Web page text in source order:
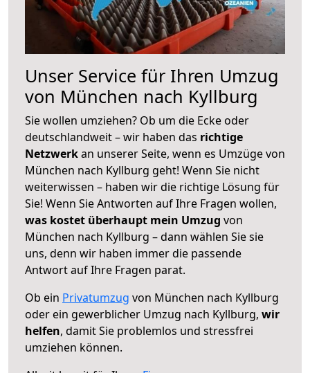
Unser Service für Ihren Umzug
von München nach Kyllburg
Sie wollen umziehen? Ob um die Ecke oder
deutschlandweit – wir haben das richtige
Netzwerkan unserer Seite, wenn es Umzüge von
München nach Kyllburg geht! Wenn Sie nicht
weiterwissen – haben wir die richtige Lösung für
Sie! Wenn Sie Antworten auf Ihre Fragen wollen,
was kostet überhaupt mein Umzug von
München nach Kyllburg – dann wählen Sie sie
uns, denn wir haben immer die passende
Antwort auf Ihre Fragen parat.
Ob ein Privatumzug von München nach Kyllburg
oder ein gewerblicher Umzug nach Kyllburg, wir
helfen, damit Sie problemlos und stressfrei
umziehen können.